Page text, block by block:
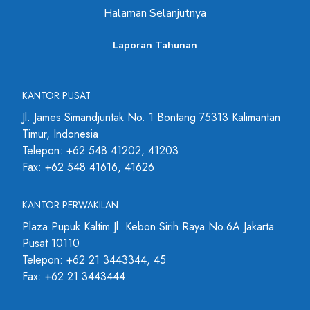
Halaman Selanjutnya
Laporan Tahunan
KANTOR PUSAT
Jl. James Simandjuntak No. 1 Bontang 75313 Kalimantan
Timur, Indonesia
Telepon: +62 548 41202, 41203
Fax: +62 548 41616, 41626
KANTOR PERWAKILAN
Plaza Pupuk Kaltim Jl. Kebon Sirih Raya No.6A Jakarta
Pusat 10110
Telepon: +62 21 3443344, 45
Fax: +62 21 3443444